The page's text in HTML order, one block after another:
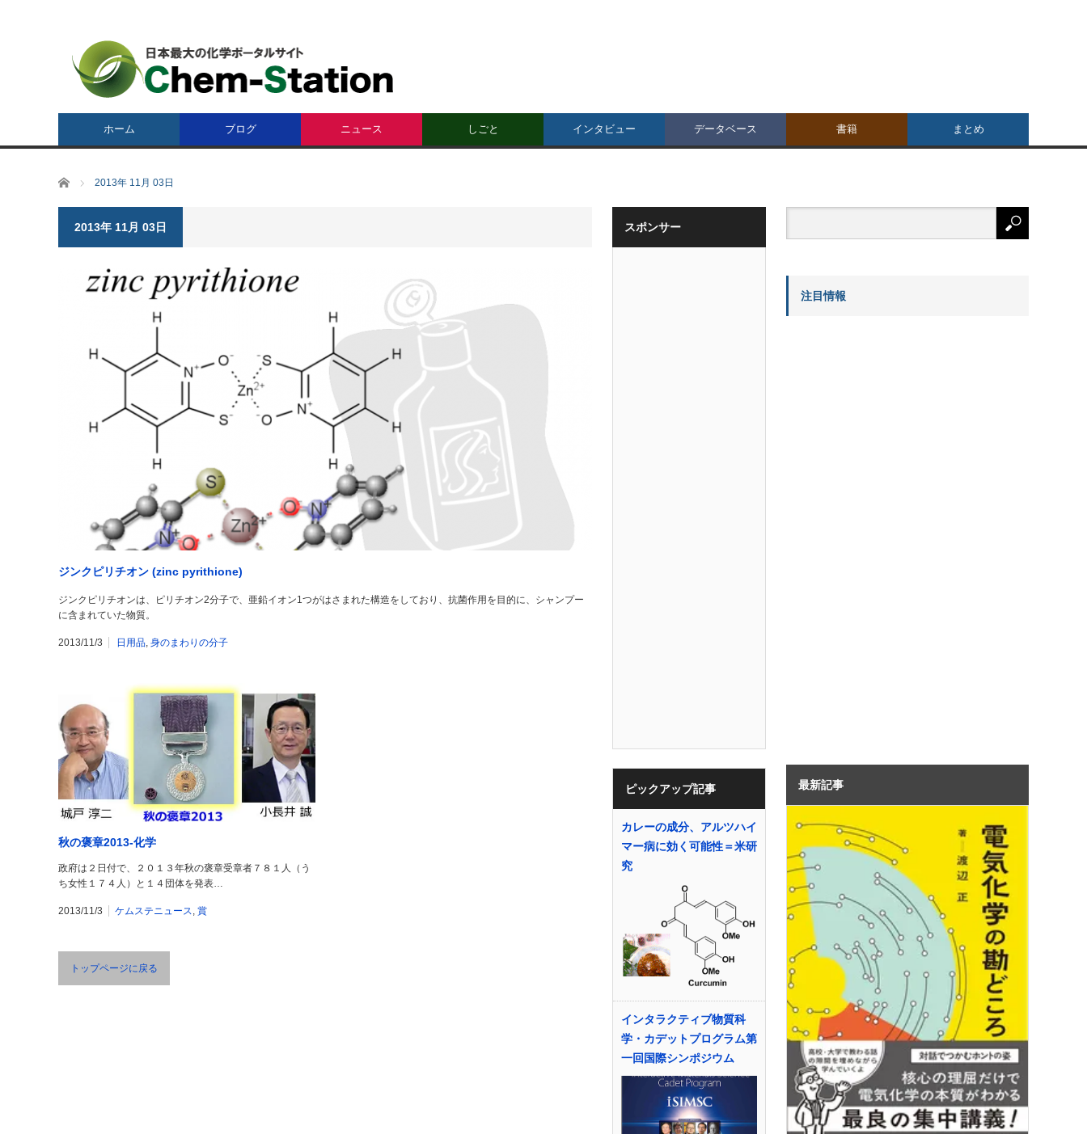
ホーム ブログ ニュース しごと インタビュー データベース 書籍 まとめ
ホーム 2013年 11月 03日
2013年 11月 03日
ジンクピリチオン (zinc pyrithione)
ジンクピリチオンは、ピリチオン2分子で、亜鉛イオン1つがはさまれた構造をしており、抗菌作用を目的に、シャンプー
に含まれていた物質。
2013/11/3 日用品, 身のまわりの分子
秋の褒章2013-化学
政府は２日付で、２０１３年秋の褒章受章者７８１人（う
ち女性１７４人）と１４団体を発表…
2013/11/3 ケムステニュース, 賞
トップページに戻る
スポンサー
ピックアップ記事
カレーの成分、アルツハイ
マー病に効く可能性＝米研
究
インタラクティブ物質科
学・カデットプログラム第
一回国際シンポジウム
注目情報
最新記事